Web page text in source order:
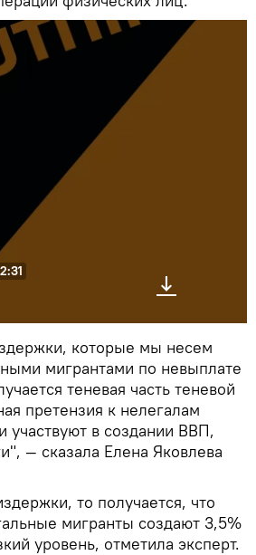
которые мы несем
мигрантами по невыплате
теневая часть теневой
претензия к нелегалам
участвуют в создании ВВП,
— сказала Елена Яковлева
то получается, что
мигранты создают 3,5%
уровень, отметила эксперт.